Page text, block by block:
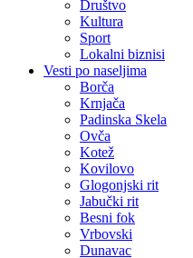
Društvo
Kultura
Sport
Lokalni biznisi
Vesti po naseljima
Borča
Krnjača
Padinska Skela
Ovča
Kotež
Kovilovo
Glogonjski rit
Jabučki rit
Besni fok
Vrbovski
Dunavac